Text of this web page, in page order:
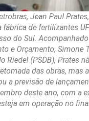
Jean Paul
fábrica de fertilizantes
do Sul.
e Orçamento, Simone
Riedel (PSDB), Prates
das obras, mas
a previsão de
deste ano, com a
em operação no